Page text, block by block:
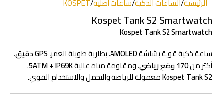
الرئيسية/الساعات الذكية/ساعات أصلية/
KOSPET
Kospet Tank S2 Smartwatch
Kospet Tank S2 Smartwatch
ساعة ذكية قوية بشاشةAMOLED، بطارية طويلة العمر،GPS دقيق
،
أكتر من170 وضع رياضي ، ومقاومة مياه عالية5ATM + IP69K
.
Kospet Tank S2معمولة للرياضة والتحمل والاستخدام القوي.